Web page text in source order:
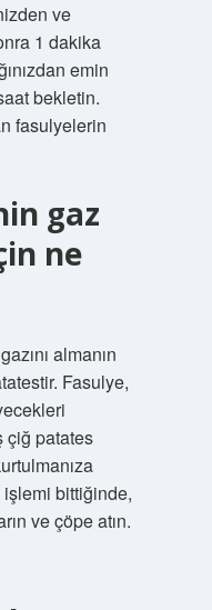
ve
1 dakika
emin
bekletin.
fasulyelerin
gaz
ne
almanın
Fasulye,
çiğ patates
işlemi bittiğinde,
ve çöpe atın.